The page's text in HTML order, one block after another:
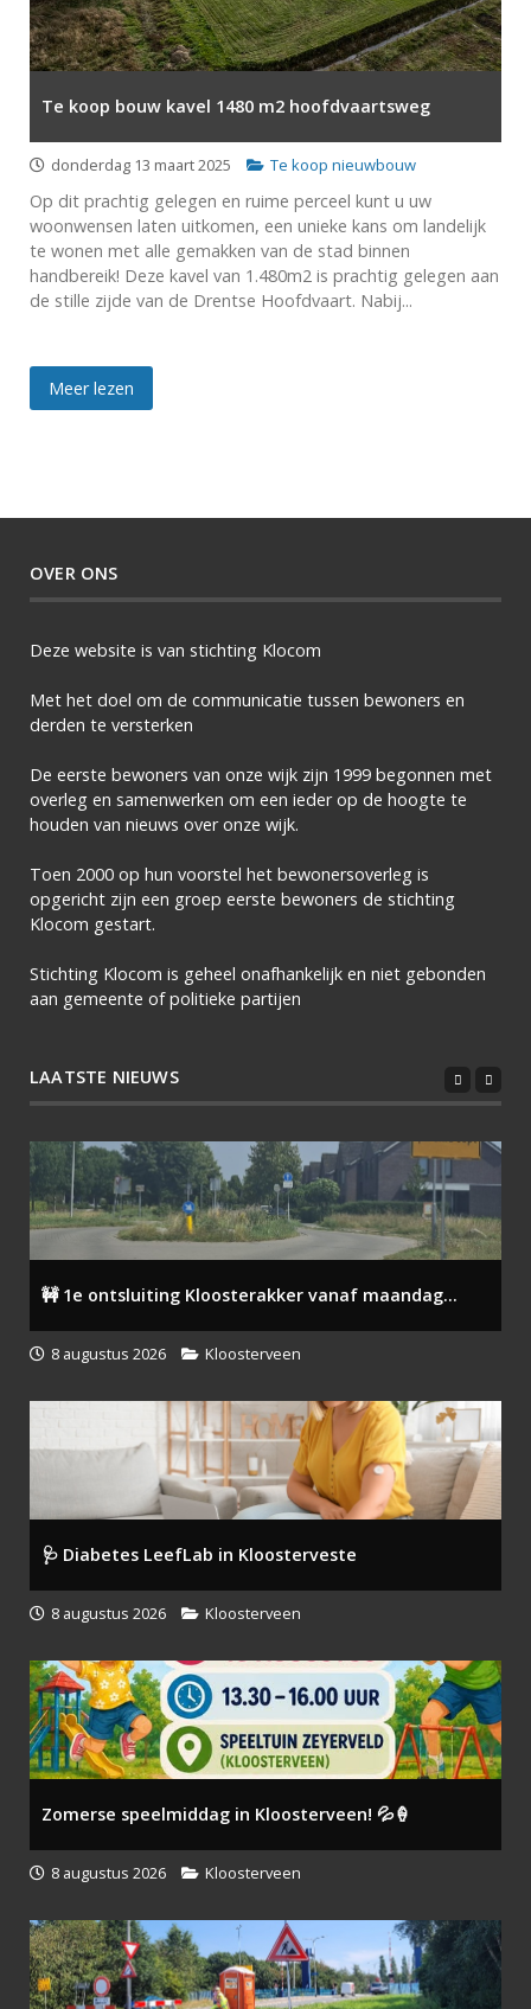
Te koop bouw kavel 1480 m2 hoofdvaartsweg
donderdag 13 maart 2025 Te koop nieuwbouw
Op dit prachtig gelegen en ruime perceel kunt u uw
woonwensen laten uitkomen, een unieke kans om landelijk
te wonen met alle gemakken van de stad binnen
handbereik! Deze kavel van 1.480m2 is prachtig gelegen aan
de stille zijde van de Drentse Hoofdvaart. Nabij...
Meer lezen
OVER ONS
Deze website is van stichting Klocom
Met het doel om de communicatie tussen bewoners en
derden te versterken
De eerste bewoners van onze wijk zijn 1999 begonnen met
overleg en samenwerken om een ieder op de hoogte te
houden van nieuws over onze wijk.
Toen 2000 op hun voorstel het bewonersoverleg is
opgericht zijn een groep eerste bewoners de stichting
Klocom gestart.
Stichting Klocom is geheel onafhankelijk en niet gebonden
aan gemeente of politieke partijen
LAATSTE NIEUWS
🚧 1e ontsluiting Kloosterakker vanaf maandag...
8 augustus 2026 Kloosterveen
🩺 Diabetes LeefLab in Kloosterveste
8 augustus 2026 Kloosterveen
Zomerse speelmiddag in Kloosterveen! 💦🍦
8 augustus 2026 Kloosterveen